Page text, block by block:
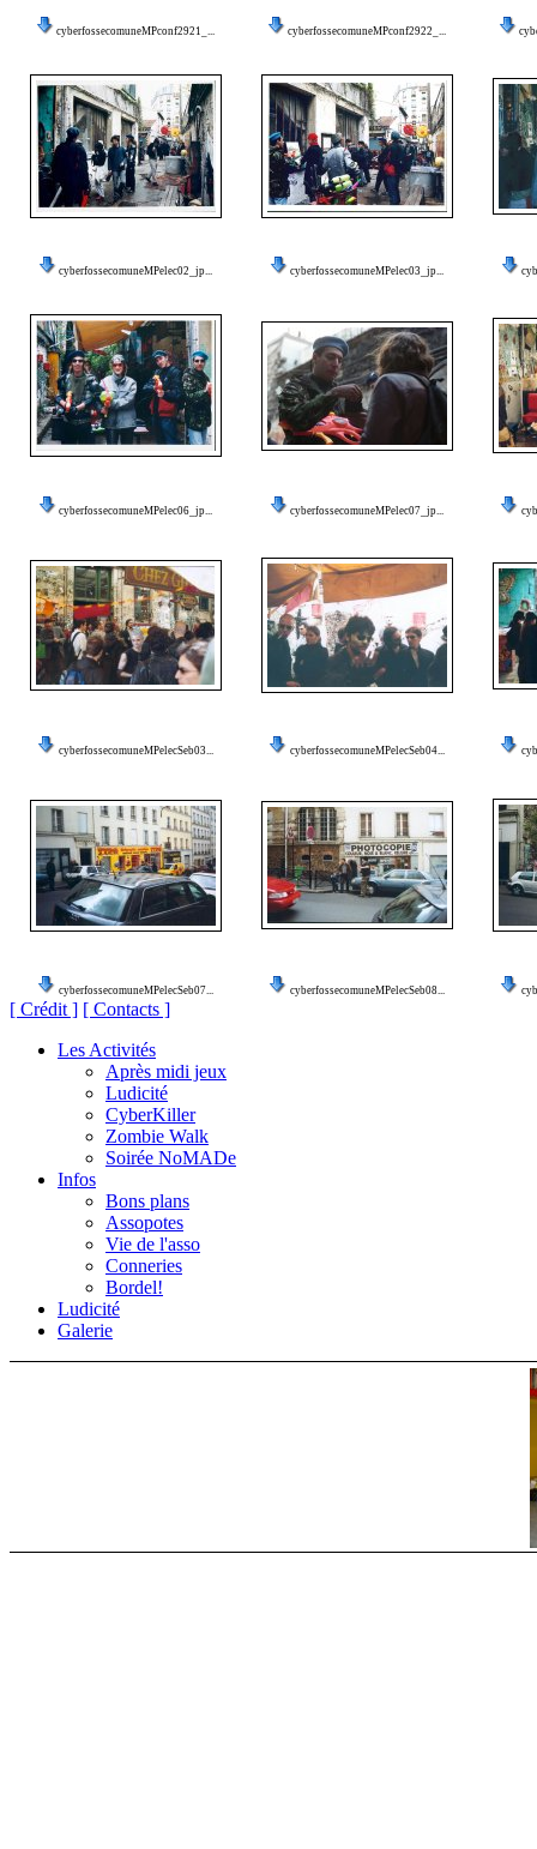
cyberfossecomuneMPconf2921_... cyberfossecomuneMPconf2922_...
cyberfossecomuneMPelec02_jp... cyberfossecomuneMPelec03_jp...
cyberfossecomuneMPelec06_jp... cyberfossecomuneMPelec07_jp...
cyberfossecomuneMPelecSeb03... cyberfossecomuneMPelecSeb04...
cyberfossecomuneMPelecSeb07... cyberfossecomuneMPelecSeb08...
[ Crédit ] [ Contacts ]
Les Activités
Après midi jeux
Ludicité
CyberKiller
Zombie Walk
Soirée NoMADe
Infos
Bons plans
Assopotes
Vie de l'asso
Conneries
Bordel!
Ludicité
Galerie